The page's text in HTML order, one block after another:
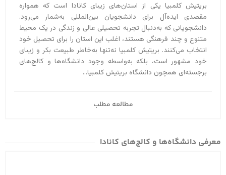
بریتیش کلمبیا یکی از استان‌های زیبای کانادا است که همواره
مقصدی ایده‌آل برای دانشجویان بین‌المللی به‌‌شمار می‌رود.
دانشجویانی که به‌دنبال تجربه تحصیلی عالی و زندگی در یک محیط
متنوع و چند فرهنگی هستند، اغلب این استان را برای تحصیل خود
انتخاب می‌کنند. بریتیش کلمبیا نه‌تنها به‌خاطر طبیعت بکر و زیبای
خود مشهور است، بلکه به‌واسطه وجود دانشگاه‌ها و کالج‌های
برجسته‌ای همچون دانشگاه بریتیش کلمبیا...
مطالعه مطلب
معرفی دانشگاه‌ها و کالج‌های کانادا